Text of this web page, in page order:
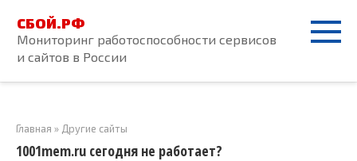
контенту
СБОЙ.РФ
Мониторинг работоспособности сервисов
и сайтов в России
Главная » Другие сайты
1001mem.ru сегодня не работает?